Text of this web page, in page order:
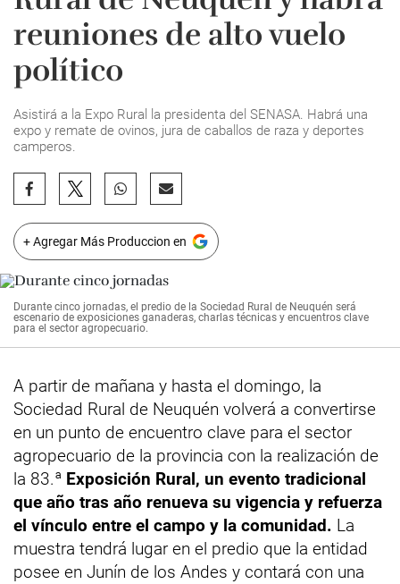
reuniones de alto vuelo
político
Asistirá a la Expo Rural la presidenta del SENASA. Habrá una
expo y remate de ovinos, jura de caballos de raza y deportes
camperos.
+ Agregar Más Produccion en
Durante cinco jornadas, el predio de la Sociedad Rural de Neuquén será
escenario de exposiciones ganaderas, charlas técnicas y encuentros clave
para el sector agropecuario.
A partir de mañana y hasta el domingo, la
Sociedad Rural de Neuquén volverá a convertirse
en un punto de encuentro clave para el sector
agropecuario de la provincia con la realización de
la 83.ª Exposición Rural, un evento tradicional
que año tras año renueva su vigencia y refuerza
el vínculo entre el campo y la comunidad. La
muestra tendrá lugar en el predio que la entidad
posee en Junín de los Andes y contará con una